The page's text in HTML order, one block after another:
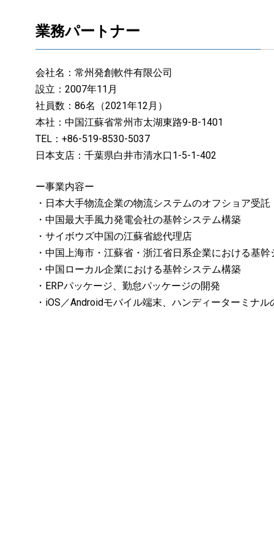
業務パートナー
会社名：常州発創軟件有限公司
設立：2007年11月
社員数：86名（2021年12月）
本社：中国江蘇省常州市太湖東路9-B-1401
TEL：+86-519-8530-5037
日本支店：千葉県白井市清水口1-5-1-402
ー事業内容ー
・日本大手物流企業の物流システムのオフショア受託
・中国最大手風力発電会社の基幹システム構築
・サイボウズ中国の江蘇省総代理店
・中国上海市・江蘇省・浙江省日系企業における基
・中国ローカル企業における基幹システム構築
・ERPパッケージ、勤怠パッケージの開発
・iOS／Androidモバイル端末、ハンディーターミナル